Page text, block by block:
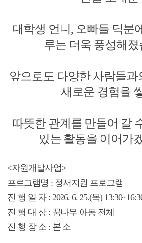
대학생 언니, 오빠들 덕분
루는 더욱 풍성해졌
앞으로도 다양한 사람들과
새로운 경험을
따뜻한 관계를 만들어 갈
있는 활동을 이어가
<자원개발사업>
프로그램명 : 정서지원 프로그램
진 행 일 자 : 2026. 6. 25.(목)
진 행 대 상 : 꿈나무 아동 전체
진 행 장 소 : 본 소